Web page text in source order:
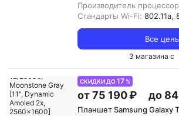
Производитель
Стандарты Wi-Fi: 802.11a,
Все
3 магазина с
СКИДКИ ДО17 %
от 75 190 ₽ до
Планшет Samsung Galaxy